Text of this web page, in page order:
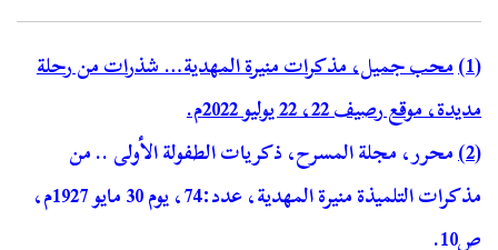
(1) محب جميل، مذكرات منيرة المهدية… شذرات من رحلة
مديدة، موقع رصيف 22، 22 يوليو 2022م.
(2) محرر، مجلة المسرح، ذكريات الطفولة الأولى .. من
مذكرات التلميذة منيرة المهدية، عدد:74، يوم 30 مايو 1927م،
ص10.